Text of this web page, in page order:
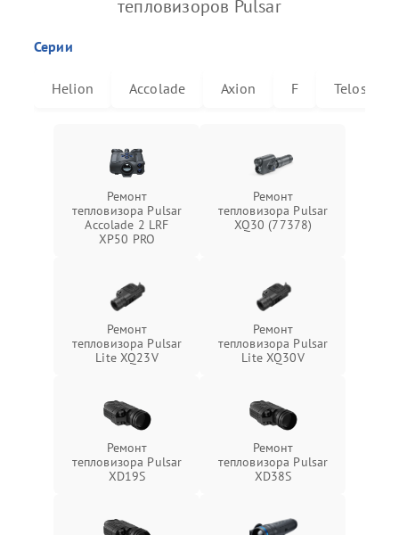
тепловизоров Pulsar
Серии
Helion Accolade Axion F Telos
Ремонт
тепловизора Pulsar
Accolade 2 LRF
XP50 PRO
Ремонт
тепловизора Pulsar
XQ30 (77378)
Ремонт
тепловизора Pulsar
Lite XQ23V
Ремонт
тепловизора Pulsar
Lite XQ30V
Ремонт
тепловизора Pulsar
XD19S
Ремонт
тепловизора Pulsar
XD38S